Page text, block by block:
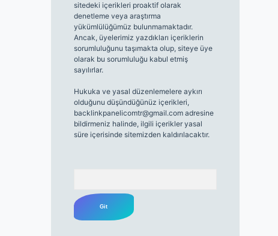
sitedeki içerikleri proaktif olarak
denetleme veya araştırma
yükümlülüğümüz bulunmamaktadır.
Ancak, üyelerimiz yazdıkları içeriklerin
sorumluluğunu taşımakta olup, siteye üye
olarak bu sorumluluğu kabul etmiş
sayılırlar.
Hukuka ve yasal düzenlemelere aykırı
olduğunu düşündüğünüz içerikleri,
backlinkpanelicomtr@gmail.comadresine
bildirmeniz halinde, ilgili içerikler yasal
süre içerisinde sitemizden kaldırılacaktır.